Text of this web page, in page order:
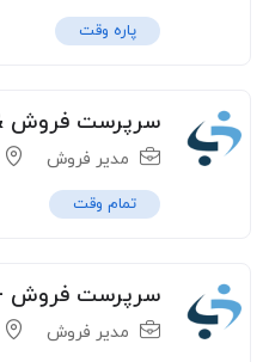
پاره وقت
سرپرست فروش &#۸۲۱۱;
مدیر فروش
تمام وقت
سرپرست فروش -
مدیر فروش